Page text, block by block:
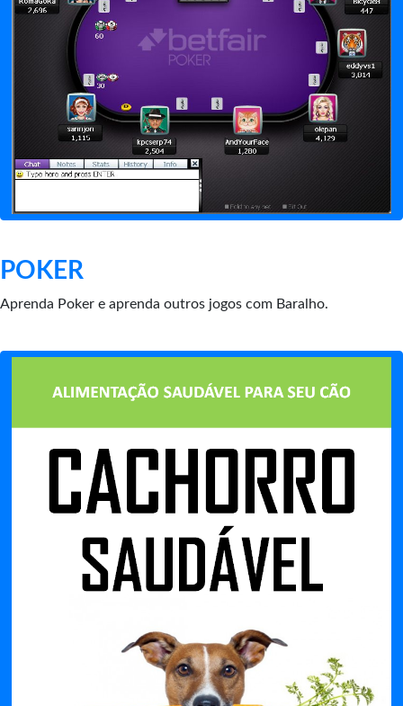
POKER
Aprenda Poker e aprenda outros jogos com Baralho.